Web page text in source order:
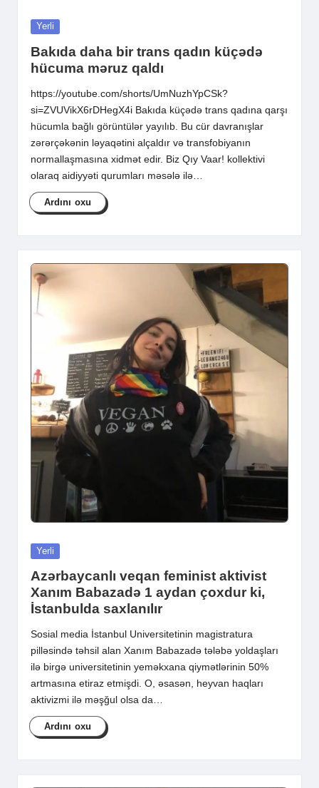
Posted
Yerli
Bakıda daha bir trans qadın küçədə
hücuma məruz qaldı
https://youtube.com/shorts/UmNuzhYpCSk?
si=ZVUVikX6rDHegX4i Bakıda küçədə trans qadına qarşı
hücumla bağlı görüntülər yayılıb. Bu cür davranışlar
zərərçəkənin ləyaqətini alçaldır və transfobiyanın
normallaşmasına xidmət edir. Biz Qıy Vaar! kollektivi
olaraq aidiyyəti qurumları məsələ ilə…
Ardını oxu
Posted
Yerli
Azərbaycanlı veqan feminist aktivist
Xanım Babazadə 1 aydan çoxdur ki,
İstanbulda saxlanılır
Sosial media İstanbul Universitetinin magistratura
pilləsində təhsil alan Xanım Babazadə tələbə yoldaşları
ilə birgə universitetinin yeməkxana qiymətlərinin 50%
artmasına etiraz etmişdi. O, əsasən, heyvan haqları
aktivizmi ilə məşğul olsa da…
Ardını oxu